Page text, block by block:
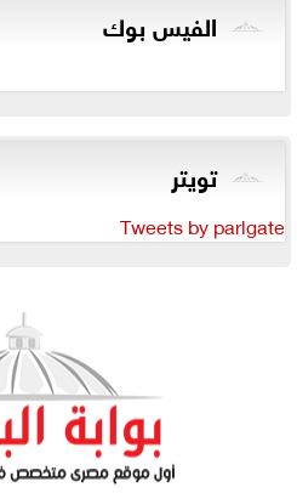
الفيس بوك
تويتر
Tweets by parlgate